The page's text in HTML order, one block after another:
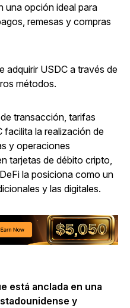
una opción ideal para
remesas y compras
adquirir USDC a través de
métodos.
transacción, tarifas
facilita la realización de
y operaciones
tarjetas de débito cripto,
la posiciona como un
y las digitales.
está anclada en una
y